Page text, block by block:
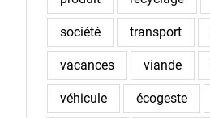
société transport
vacances viande
véhicule écogeste